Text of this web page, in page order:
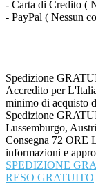
- Carta di Credito (
- PayPal ( Nessun
Spedizione
Accredito per
minimo di acquisto
Spedizione
Lussemburgo,
Consegna 72 ORE
informazioni e
SPEDIZIONE
RESO GRATUITO